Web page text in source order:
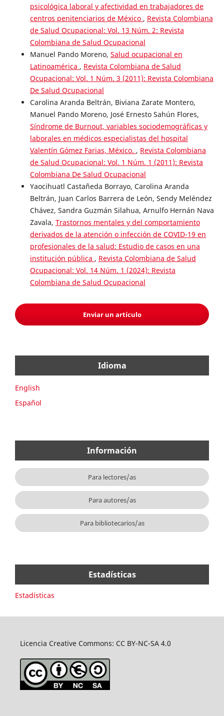
psicológica laboral y afectividad en trabajadores de
centros penitenciarios de México , Revista Colombiana
de Salud Ocupacional: Vol. 13 Núm. 2: Revista
Colombiana de Salud Ocupacional
Manuel Pando Moreno, Salud ocupacional en
Latinoamérica , Revista Colombiana de Salud
Ocupacional: Vol. 1 Núm. 3 (2011): Revista Colombiana
De Salud Ocupacional
Carolina Aranda Beltrán, Biviana Zarate Montero,
Manuel Pando Moreno, José Ernesto Sahún Flores,
Síndrome de Burnout, variables sociodemográficas y
laborales en médicos especialistas del hospital
Valentín Gómez Farias, México. , Revista Colombiana
de Salud Ocupacional: Vol. 1 Núm. 1 (2011): Revista
Colombiana De Salud Ocupacional
Yaocihuatl Castañeda Borrayo, Carolina Aranda
Beltrán, Juan Carlos Barrera de León, Sendy Meléndez
Chávez, Sandra Guzmán Silahua, Arnulfo Hernán Nava
Zavala, Trastornos mentales y del comportamiento
derivados de la atención o infección de COVID-19 en
profesionales de la salud: Estudio de casos en una
institución pública , Revista Colombiana de Salud
Ocupacional: Vol. 14 Núm. 1 (2024): Revista
Colombiana de Salud Ocupacional
Enviar un artículo
Idioma
English
Español
Información
Para lectores/as
Para autores/as
Para bibliotecarios/as
Estadísticas
Estadísticas
Licencia Creative Commons: CC BY-NC-SA 4.0